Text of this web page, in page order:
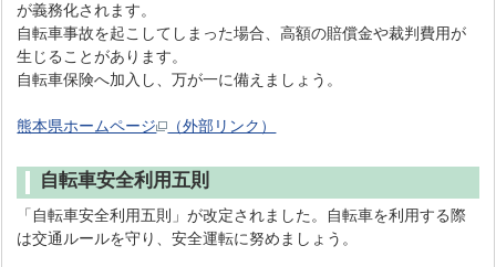
が義務化されます。
自転車事故を起こしてしまった場合、高額の賠償金や裁判費用が
生じることがあります。
自転車保険へ加入し、万が一に備えましょう。
熊本県ホームページ （外部リンク）
自転車安全利用五則
「自転車安全利用五則」が改定されました。自転車を利用する際
は交通ルールを守り、安全運転に努めましょう。